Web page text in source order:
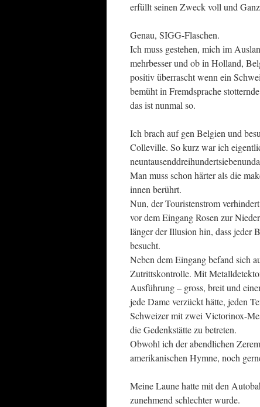
erfüllt seinen Zweck voll und
Genau, SIGG-Flaschen.
Ich muss gestehen, mich im
mehrbesser und ob in Holland,
positiv überrascht wenn ein
bemüht in Fremdsprache
das ist nunmal so.
Ich brach auf gen Belgien und
Colleville. So kurz war ich
Man muss schon härter als die
innen berührt.
Nun, der Touristenstrom
vor dem Eingang Rosen zur
länger der Illusion hin, dass jeder
besucht.
Neben dem Eingang befand sich
Zutrittskontrolle. Mit
Ausführung – gross, breit und
jede Dame verzückt hätte, jeden
Schweizer mit zwei Victorinox-
die Gedenkstätte zu betreten.
Obwohl ich der abendlichen
amerikanischen Hymne, noch
Meine Laune hatte mit den
zunehmend schlechter wurde.